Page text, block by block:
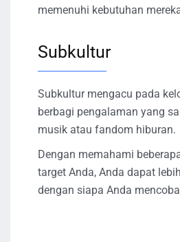
memenuhi kebutuhan
Subkultur
Subkultur mengacu pada
berbagi pengalaman yang
musik atau fandom hiburan.
Dengan memahami
target Anda, Anda dapat
dengan siapa Anda